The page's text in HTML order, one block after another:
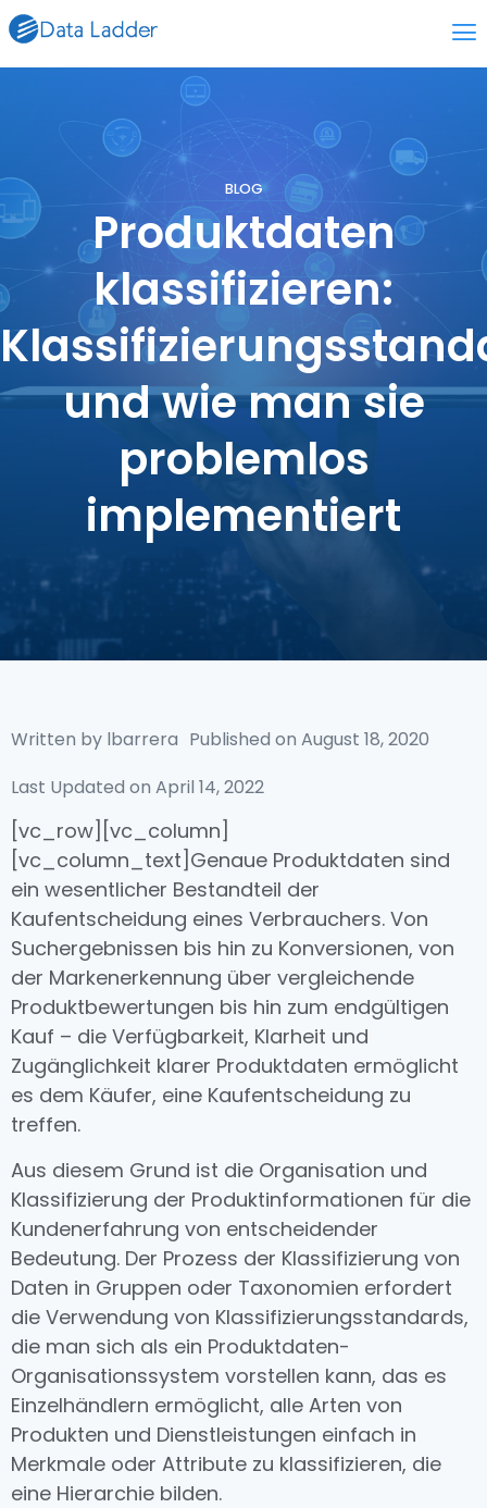
BLOG
Produktdaten
klassifizieren:
und wie man sie
problemlos
implementiert
Written by lbarrera Published on August 18, 2020
Last Updated on April 14, 2022
[vc_row][vc_column]
[vc_column_text]Genaue Produktdaten sind
ein wesentlicher Bestandteil der
Kaufentscheidung eines Verbrauchers. Von
Suchergebnissen bis hin zu Konversionen, von
der Markenerkennung über vergleichende
Produktbewertungen bis hin zum endgültigen
Kauf – die Verfügbarkeit, Klarheit und
Zugänglichkeit klarer Produktdaten ermöglicht
es dem Käufer, eine Kaufentscheidung zu
treffen.
Aus diesem Grund ist die Organisation und
Klassifizierung der Produktinformationen für die
Kundenerfahrung von entscheidender
Bedeutung. Der Prozess der Klassifizierung von
Daten in Gruppen oder Taxonomien erfordert
die Verwendung von Klassifizierungsstandards,
die man sich als ein Produktdaten-
Organisationssystem vorstellen kann, das es
Einzelhändlern ermöglicht, alle Arten von
Produkten und Dienstleistungen einfach in
Merkmale oder Attribute zu klassifizieren, die
eine Hierarchie bilden.